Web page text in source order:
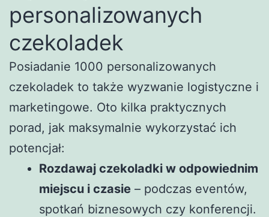
personalizowanych
czekoladek
Posiadanie 1000 personalizowanych
czekoladek to także wyzwanie logistyczne i
marketingowe. Oto kilka praktycznych
porad, jak maksymalnie wykorzystać ich
potencjał:
Rozdawaj czekoladki w odpowiednim
miejscu i czasie – podczas eventów,
spotkań biznesowych czy konferencji.